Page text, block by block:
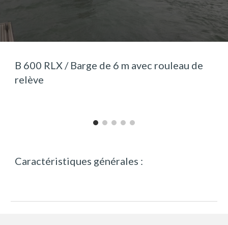
B 600 RLX / Barge de 6 m avec rouleau de
relève
Caractéristiques générales :